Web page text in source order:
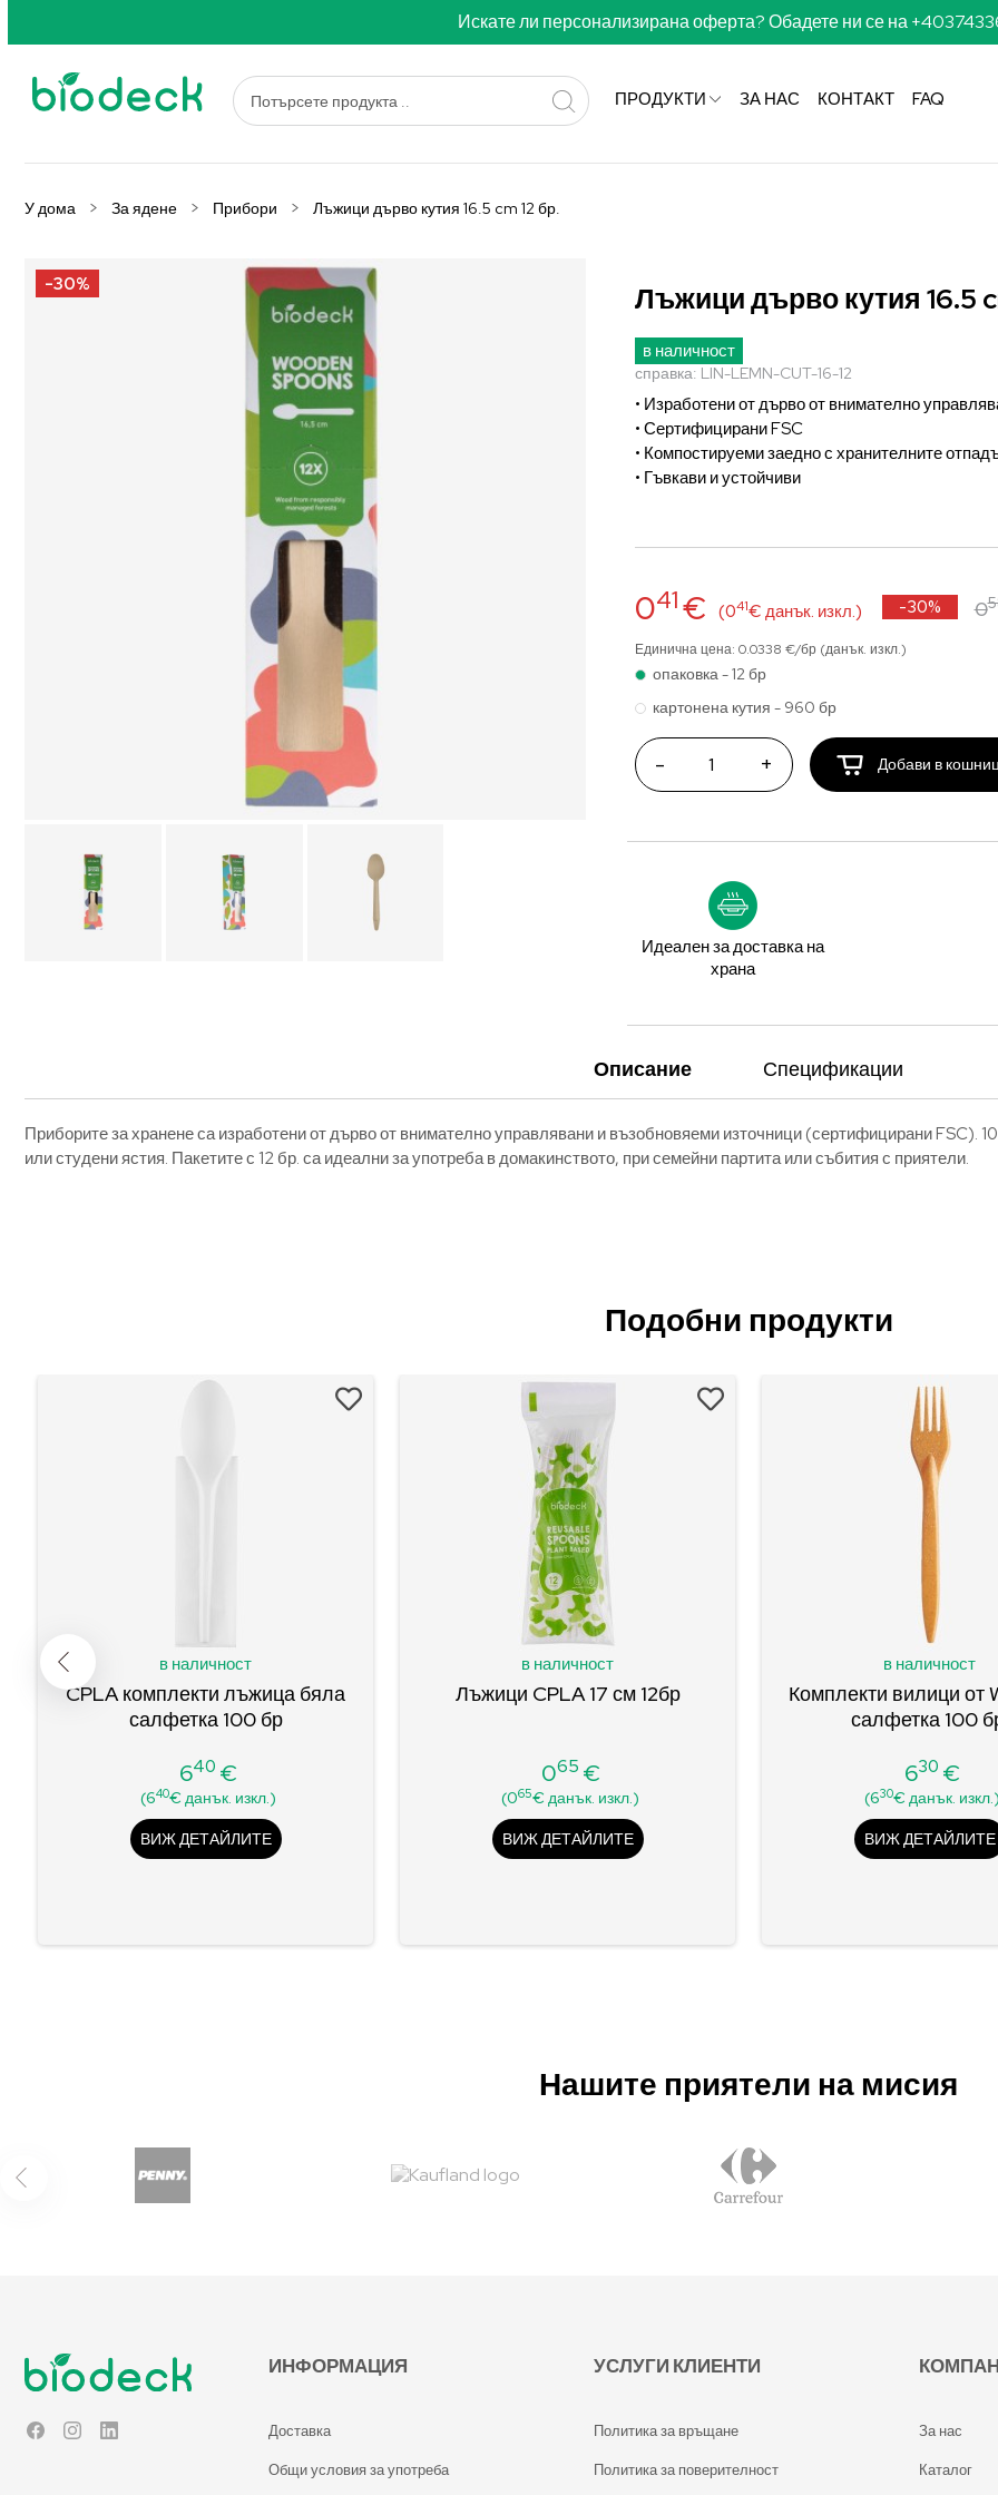
Искате ли персонализирана оферта? Обадете ни се на
ПРОДУКТИ ЗА НАС КОНТАКТ FAQ
У дома За ядене Прибори Лъжици дърво кутия 16.5 cm 12 бр.
-30% Лъжици дърво кутия 16.5
в наличност
справка: LIN-LEMN-CUT-16-12
• Изработени от дърво от внимателно
• Сертифицирани FSC
• Компостируеми заедно с хранителните
• Гъвкави и устойчиви
041€ (041€ данък. изкл.) -30% 0
Единична цена: 0.0338 €/бр (данък. изкл.)
опаковка - 12 бр
картонена кутия - 960 бр
- + Добави в
Идеален за доставка на
храна
Описание Спецификации
Приборите за хранене са изработени от дърво от внимателно управлявани и възобновяеми източници (сертифицирани FSC).
или студени ястия. Пакетите с 12 бр. са идеални за употреба в домакинството, при семейни партита или събития с приятели.
Подобни продукти
в наличност
CPLA комплекти лъжица бяла
салфетка 100 бр
Цена
640 €
(640€ данък. изкл.)
ВИЖ ДЕТАЙЛИТЕ
в наличност
Лъжици CPLA 17 см 12бр
Цена
065 €
(065€ данък. изкл.)
ВИЖ ДЕТАЙЛИТЕ
в наличност
Комплекти вилици от
салфетка 100
Цена
630 €
(630€ данък. изкл.)
ВИЖ ДЕТАЙЛИТЕ
Нашите приятели на мисия
FacebookInstagram
ИНФОРМАЦИЯ
Доставка
Общи условия за употреба
УСЛУГИ КЛИЕНТИ
Политика за връщане
Политика за поверителност
За нас
Каталог